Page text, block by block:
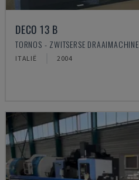
DECO 13 B
TORNOS - ZWITSERSE DRAAIMACHINE
ITALIË 2004